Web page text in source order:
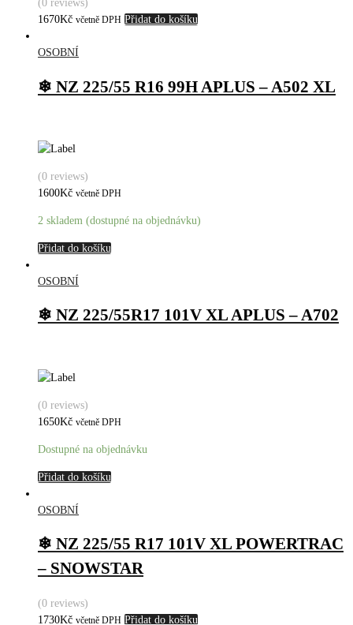
(0 reviews)
1670Kč včetně DPH Přidat do košíku
OSOBNÍ
❄ NZ 225/55 R16 99H APLUS – A502 XL
(0 reviews)
1600Kč včetně DPH
2 skladem (dostupné na objednávku)
Přidat do košíku
OSOBNÍ
❄ NZ 225/55R17 101V XL APLUS – A702
(0 reviews)
1650Kč včetně DPH
Dostupné na objednávku
Přidat do košíku
OSOBNÍ
❄ NZ 225/55 R17 101V XL POWERTRAC
– SNOWSTAR
(0 reviews)
1730Kč včetně DPH Přidat do košíku